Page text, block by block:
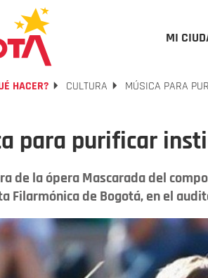
MI
HACER? CULTURA MÚSICA PARA
para purificar
de la ópera Mascarada del
Filarmónica de Bogotá, en el